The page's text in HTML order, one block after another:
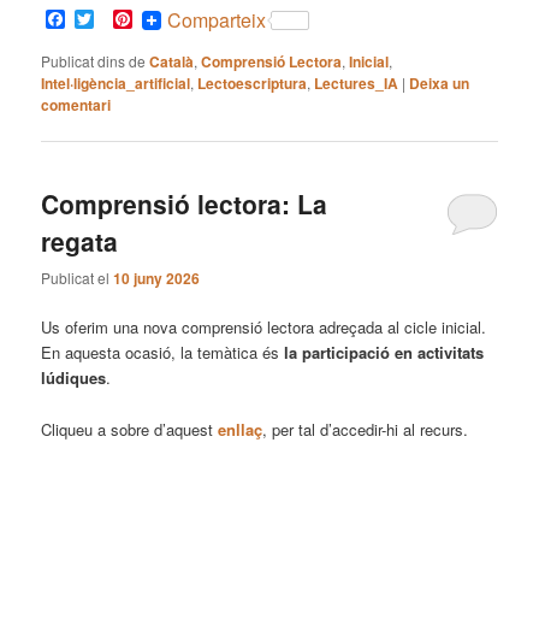
Facebook
TwitterPinterest
Comparteix
Publicat dins de Català,Comprensió Lectora,Inicial,
Intel·ligència_artificial, Lectoescriptura, Lectures_IA | Deixa un
comentari
Comprensió lectora: La
regata
Publicat el10 juny 2026
Us oferim una nova comprensió lectora adreçada al cicle inicial.
En aquesta ocasió, la temàtica ésla participació en activitats
lúdiques.
Cliqueu a sobre d’aquestenllaç, per tal d’accedir-hi al recurs.